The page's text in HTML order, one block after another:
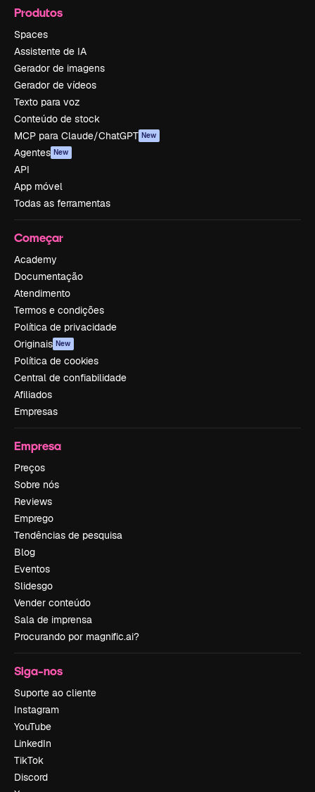
Produtos
Spaces
Assistente de IA
Gerador de imagens
Gerador de vídeos
Texto para voz
Conteúdo de stock
MCP para Claude/ChatGPT New
Agentes New
API
App móvel
Todas as ferramentas
Começar
Academy
Documentação
Atendimento
Termos e condições
Política de privacidade
Originais New
Política de cookies
Central de confiabilidade
Afiliados
Empresas
Empresa
Preços
Sobre nós
Reviews
Emprego
Tendências de pesquisa
Blog
Eventos
Slidesgo
Vender conteúdo
Sala de imprensa
Procurando por magnific.ai?
Siga-nos
Suporte ao cliente
Instagram
YouTube
LinkedIn
TikTok
Discord